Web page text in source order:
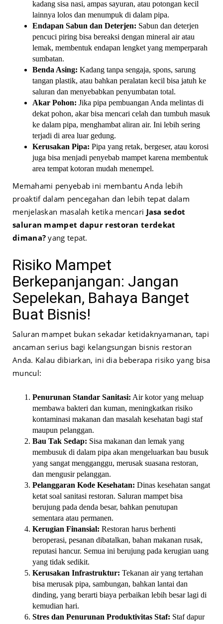
kadang sisa nasi, ampas sayuran, atau potongan kecil
lainnya lolos dan menumpuk di dalam pipa.
Endapan Sabun dan Deterjen: Sabun dan deterjen
pencuci piring bisa bereaksi dengan mineral air atau
lemak, membentuk endapan lengket yang memperparah
sumbatan.
Benda Asing: Kadang tanpa sengaja, spons, sarung
tangan plastik, atau bahkan peralatan kecil bisa jatuh ke
saluran dan menyebabkan penyumbatan total.
Akar Pohon: Jika pipa pembuangan Anda melintas di
dekat pohon, akar bisa mencari celah dan tumbuh masuk
ke dalam pipa, menghambat aliran air. Ini lebih sering
terjadi di area luar gedung.
Kerusakan Pipa: Pipa yang retak, bergeser, atau korosi
juga bisa menjadi penyebab mampet karena membentuk
area tempat kotoran mudah menempel.
Memahami penyebab ini membantu Anda lebih
proaktif dalam pencegahan dan lebih tepat dalam
menjelaskan masalah ketika mencari Jasa sedot
saluran mampet dapur restoran terdekat
dimana? yang tepat.
Risiko Mampet
Berkepanjangan: Jangan
Sepelekan, Bahaya Banget
Buat Bisnis!
Saluran mampet bukan sekadar ketidaknyamanan, tapi
ancaman serius bagi kelangsungan bisnis restoran
Anda. Kalau dibiarkan, ini dia beberapa risiko yang bisa
muncul:
Penurunan Standar Sanitasi: Air kotor yang meluap
membawa bakteri dan kuman, meningkatkan risiko
kontaminasi makanan dan masalah kesehatan bagi staf
maupun pelanggan.
Bau Tak Sedap: Sisa makanan dan lemak yang
membusuk di dalam pipa akan mengeluarkan bau busuk
yang sangat mengganggu, merusak suasana restoran,
dan mengusir pelanggan.
Pelanggaran Kode Kesehatan: Dinas kesehatan sangat
ketat soal sanitasi restoran. Saluran mampet bisa
berujung pada denda besar, bahkan penutupan
sementara atau permanen.
Kerugian Finansial: Restoran harus berhenti
beroperasi, pesanan dibatalkan, bahan makanan rusak,
reputasi hancur. Semua ini berujung pada kerugian uang
yang tidak sedikit.
Kerusakan Infrastruktur: Tekanan air yang tertahan
bisa merusak pipa, sambungan, bahkan lantai dan
dinding, yang berarti biaya perbaikan lebih besar lagi di
kemudian hari.
Stres dan Penurunan Produktivitas Staf: Staf dapur